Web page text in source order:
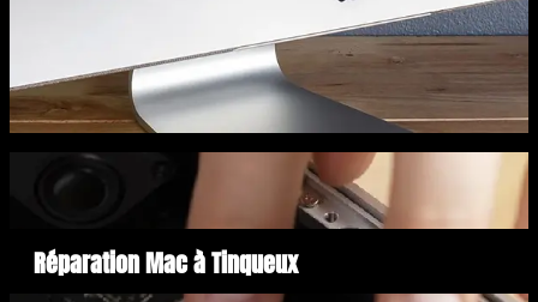
Réparation Mac à Tinqueux